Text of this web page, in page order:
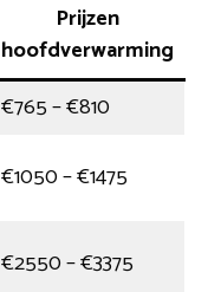
Prijzen
hoofdverwarming
€765 – €810
€1050 – €1475
€2550 – €3375